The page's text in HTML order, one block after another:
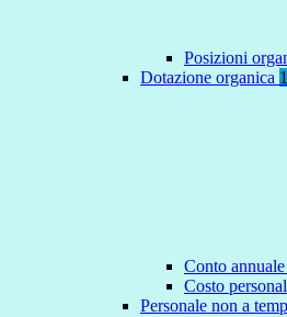
Posizioni
Dotazione organica 1
Conto
Costo
Personale non a